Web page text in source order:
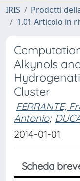
IRIS Prodotti
1.01 Articolo in
Alkynols
Cluster
FERRANTE,
Antonio;
2014-01-01
Scheda